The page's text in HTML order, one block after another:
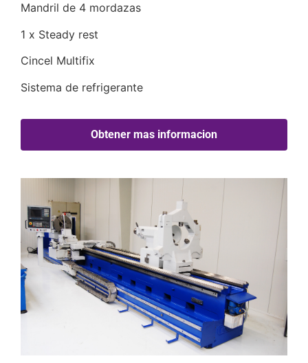
Mandril de 4 mordazas
1 x Steady rest
Cincel Multifix
Sistema de refrigerante
Obtener mas informacion